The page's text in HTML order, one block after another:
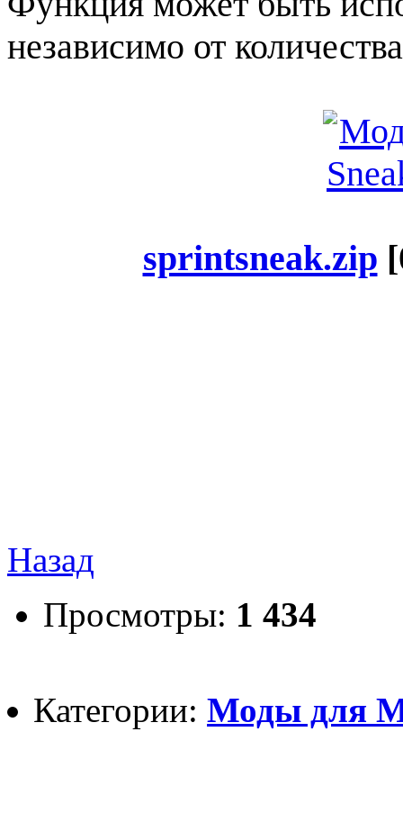
независимо от
sprintsneak.zip
Назад
Просмотры: 1 434
Категории: Моды для